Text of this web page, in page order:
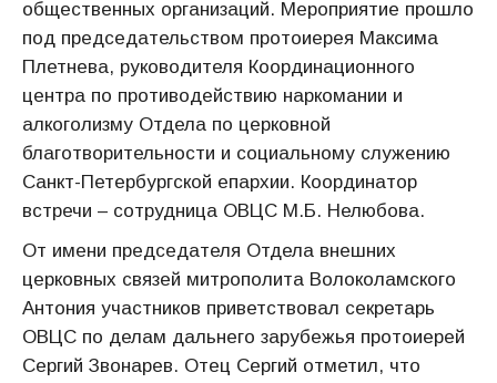
общественных организаций. Мероприятие прошло
под председательством протоиерея Максима
Плетнева, руководителя Координационного
центра по противодействию наркомании и
алкоголизму Отдела по церковной
благотворительности и социальному служению
Санкт-Петербургской епархии. Координатор
встречи – сотрудница ОВЦС М.Б. Нелюбова.
От имени председателя Отдела внешних
церковных связей митрополита Волоколамского
Антония участников приветствовал секретарь
ОВЦС по делам дальнего зарубежья протоиерей
Сергий Звонарев. Отец Сергий отметил, что